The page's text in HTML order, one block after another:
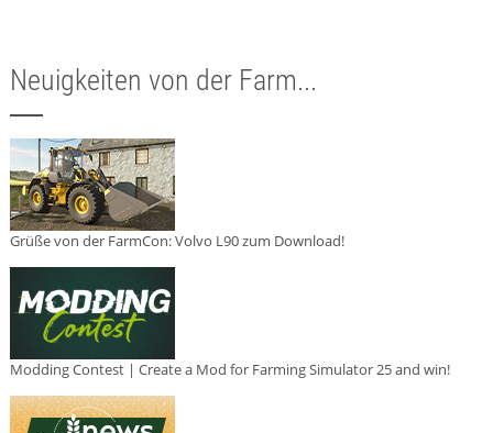
Neuigkeiten von der Farm...
Grüße von der FarmCon: Volvo L90 zum Download!
Modding Contest | Create a Mod for Farming Simulator 25 and win!